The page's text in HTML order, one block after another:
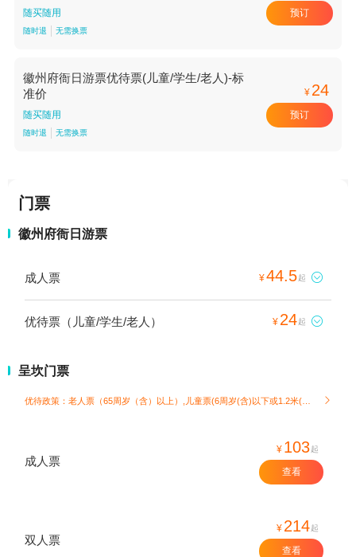
随买随用
随时退 无需换票
预订
徽州府衙日游票优待票(儿童/学生/老人)-标
准价
随买随用
随时退 无需换票
¥ 24
预订
门票
徽州府衙日游票
成人票 ¥44.5起 
优待票（儿童/学生/老人） ¥ 24起 
呈坎门票

成人票
¥ 103起
查看
双人票
¥ 214起
查看